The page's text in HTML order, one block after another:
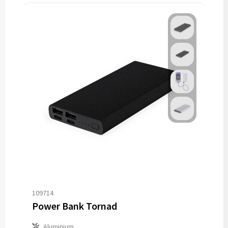
109714
Power Bank Tornad